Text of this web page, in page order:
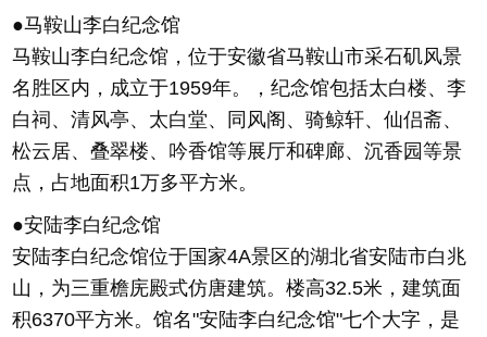
●马鞍山李白纪念馆
马鞍山李白纪念馆，位于安徽省马鞍山市采石矶风景
名胜区内，成立于1959年。，纪念馆包括太白楼、李
白祠、清风亭、太白堂、同风阁、骑鲸轩、仙侣斋、
松云居、叠翠楼、吟香馆等展厅和碑廊、沉香园等景
点，占地面积1万多平方米。
●安陆李白纪念馆
安陆李白纪念馆位于国家4A景区的湖北省安陆市白兆
山，为三重檐庑殿式仿唐建筑。楼高32.5米，建筑面
积6370平方米。馆名"安陆李白纪念馆"七个大字，是